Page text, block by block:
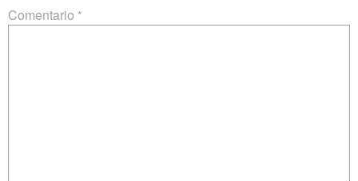
Comentario *